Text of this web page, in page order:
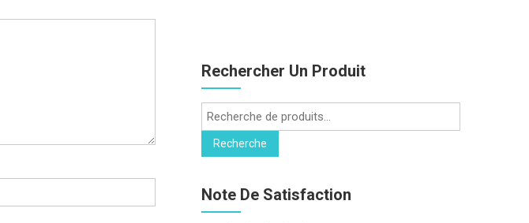
Rechercher Un Produit
Recherche
pour :
Recherche
Note De Satisfaction